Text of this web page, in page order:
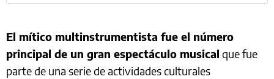
El mítico multinstrumentista fue el número
principal de un gran espectáculo musical que fue
parte de una serie de actividades culturales